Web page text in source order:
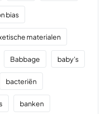
bias
materialen
Babbage baby's
bacteriën
banken